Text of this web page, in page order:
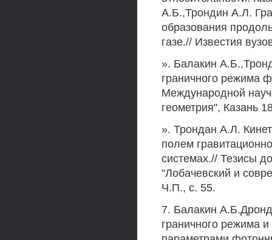
А.Б.,Трондин А.Л.
образования
газе.// Известия
». Балакин
граничного режима
Международной
геометрия", Казань
». Трондан А.Л.
полем
системах.// Тезисы
"Лобачевский и
Ч.П., с. 55.
7. Балакин
граничного режима